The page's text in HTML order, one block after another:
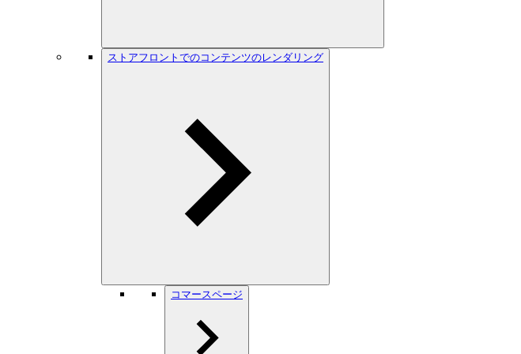
ストアフロントでのコンテンツのレンダリング
コマースページ